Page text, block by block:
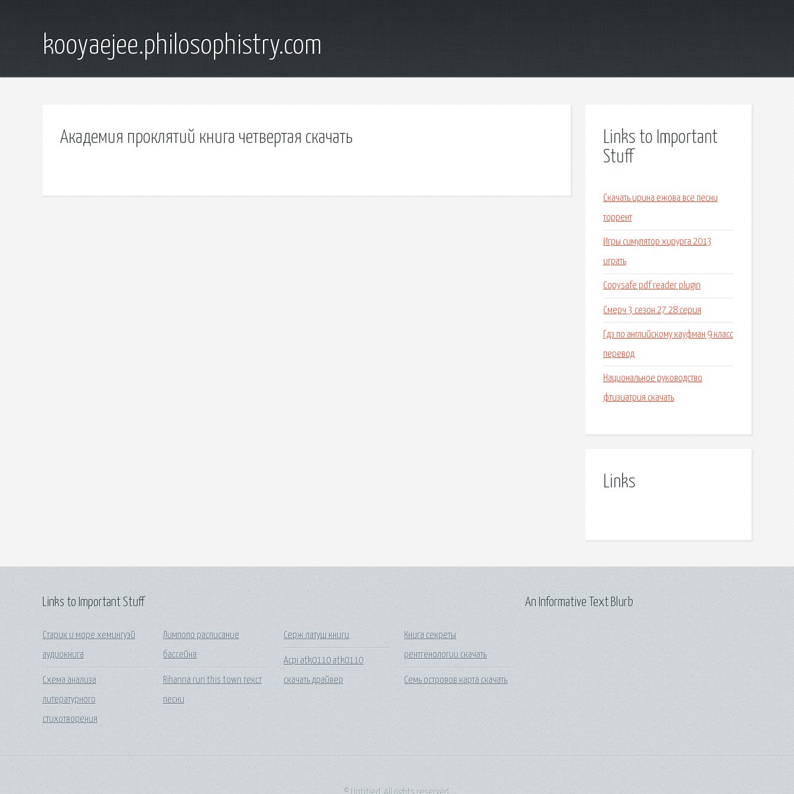
kooyaejee.philosophistry.com
Академия проклятий книга четвертая скачать
Links to Important
Stuff
Скачать ирина ежова все песни
торрент
Игры симулятор хирурга 2013
играть
Copysafe pdf reader plugin
Смерч 3 сезон 27 28 серия
Гдз по английскому кауфман 9 класс
перевод
Национальное руководство
фтизиатрия скачать
Links
Links to Important Stuff
Старик и море хемингуэй
аудиокнига
Схема анализа
литературного
стихотворения
Лимпопо расписание
бассейна
Rihanna run this town текст
песни
Серж латуш книги
Acpi atk0110 atk0110
скачать драйвер
Книга секреты
рентгенологии скачать
Семь островов карта скачать
An Informative Text Blurb